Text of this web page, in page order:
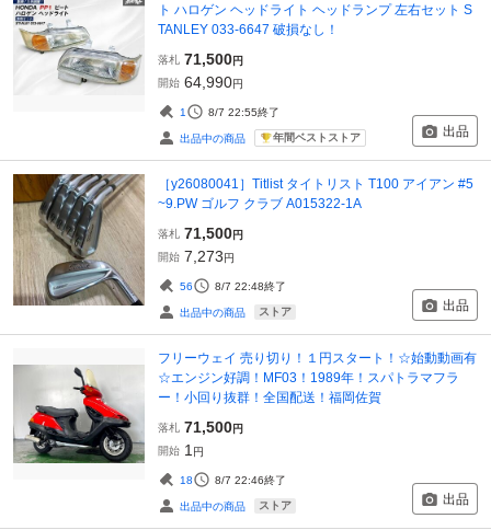
ト ハロゲン ヘッドライト ヘッドランプ 左右セット S
TANLEY 033-6647 破損なし！
落札 71,500円
開始 64,990円
1 8/7 22:55終了
出品中の商品 年間ベストストア 出品
［y26080041］Titlist タイトリスト T100 アイアン #5
~9.PW ゴルフ クラブ A015322-1A
落札 71,500円
開始 7,273円
56 8/7 22:48終了
出品中の商品 ストア 出品
フリーウェイ 売り切り！１円スタート！☆始動動画有
☆エンジン好調！MF03！1989年！スパトラマフラ
ー！小回り抜群！全国配送！福岡佐賀
落札 71,500円
開始 1 円
18 8/7 22:46終了
出品中の商品 ストア 出品